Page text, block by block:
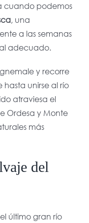
cuando podemos
, una
a las semanas
adecuado.
y recorre
hasta unirse al río
atraviesa el
Ordesa y Monte
más
del
último gran río